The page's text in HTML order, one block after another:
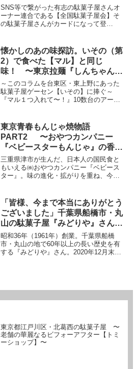
SNS等で繋がった有志の駄菓子屋さんオ
ーナー連合である【全国駄菓子屋会】そ
の駄菓子屋さんがカードになって登
懐かしのあの味探訪。いその（第
2）で食べた【マル】と同じ
味！ 〜東京拉麺『しんちゃん
とんこつラーメン』〜
～このコラムを台東区・東上野にあった
駄菓子屋ゲーセン【いその】に捧ぐ～
『マル１つ入れて〜！』10数台のアーケ
て、千の風に‥、まるで、千の風になっ
て店内に優しく響く『マル１つ...
東京青春もんじゃ焼物語
PART2 〜おやつカンパニー
『ベビースターもんじゃ』の香り
に誘われて思い出話を少々と〜
三重県津市が生んだ、日本人の国民食と
もいえる㈱おやつカンパニー『ベビース
ター』。味の進化・拡がりを重ね、今ま
ースターもんじゃ』が下町スピリッツに
忠実で素晴らしすぎまして...
「皆様、今まで本当にありがとう
ございました」千葉県船橋市・丸
山の駄菓子屋『みどりや』さん、
閉店カウントダウン中です・・
昭和36年（1961年）創業。千葉県船橋
市・丸山の地で60年以上の長い歴史を有
する『みどりや』さん。2020年12月末日
東京都江戸川区・北葛西の駄菓子屋 〜
老舗の華麗なるビフォーアフター【トミ
ーショップ】〜